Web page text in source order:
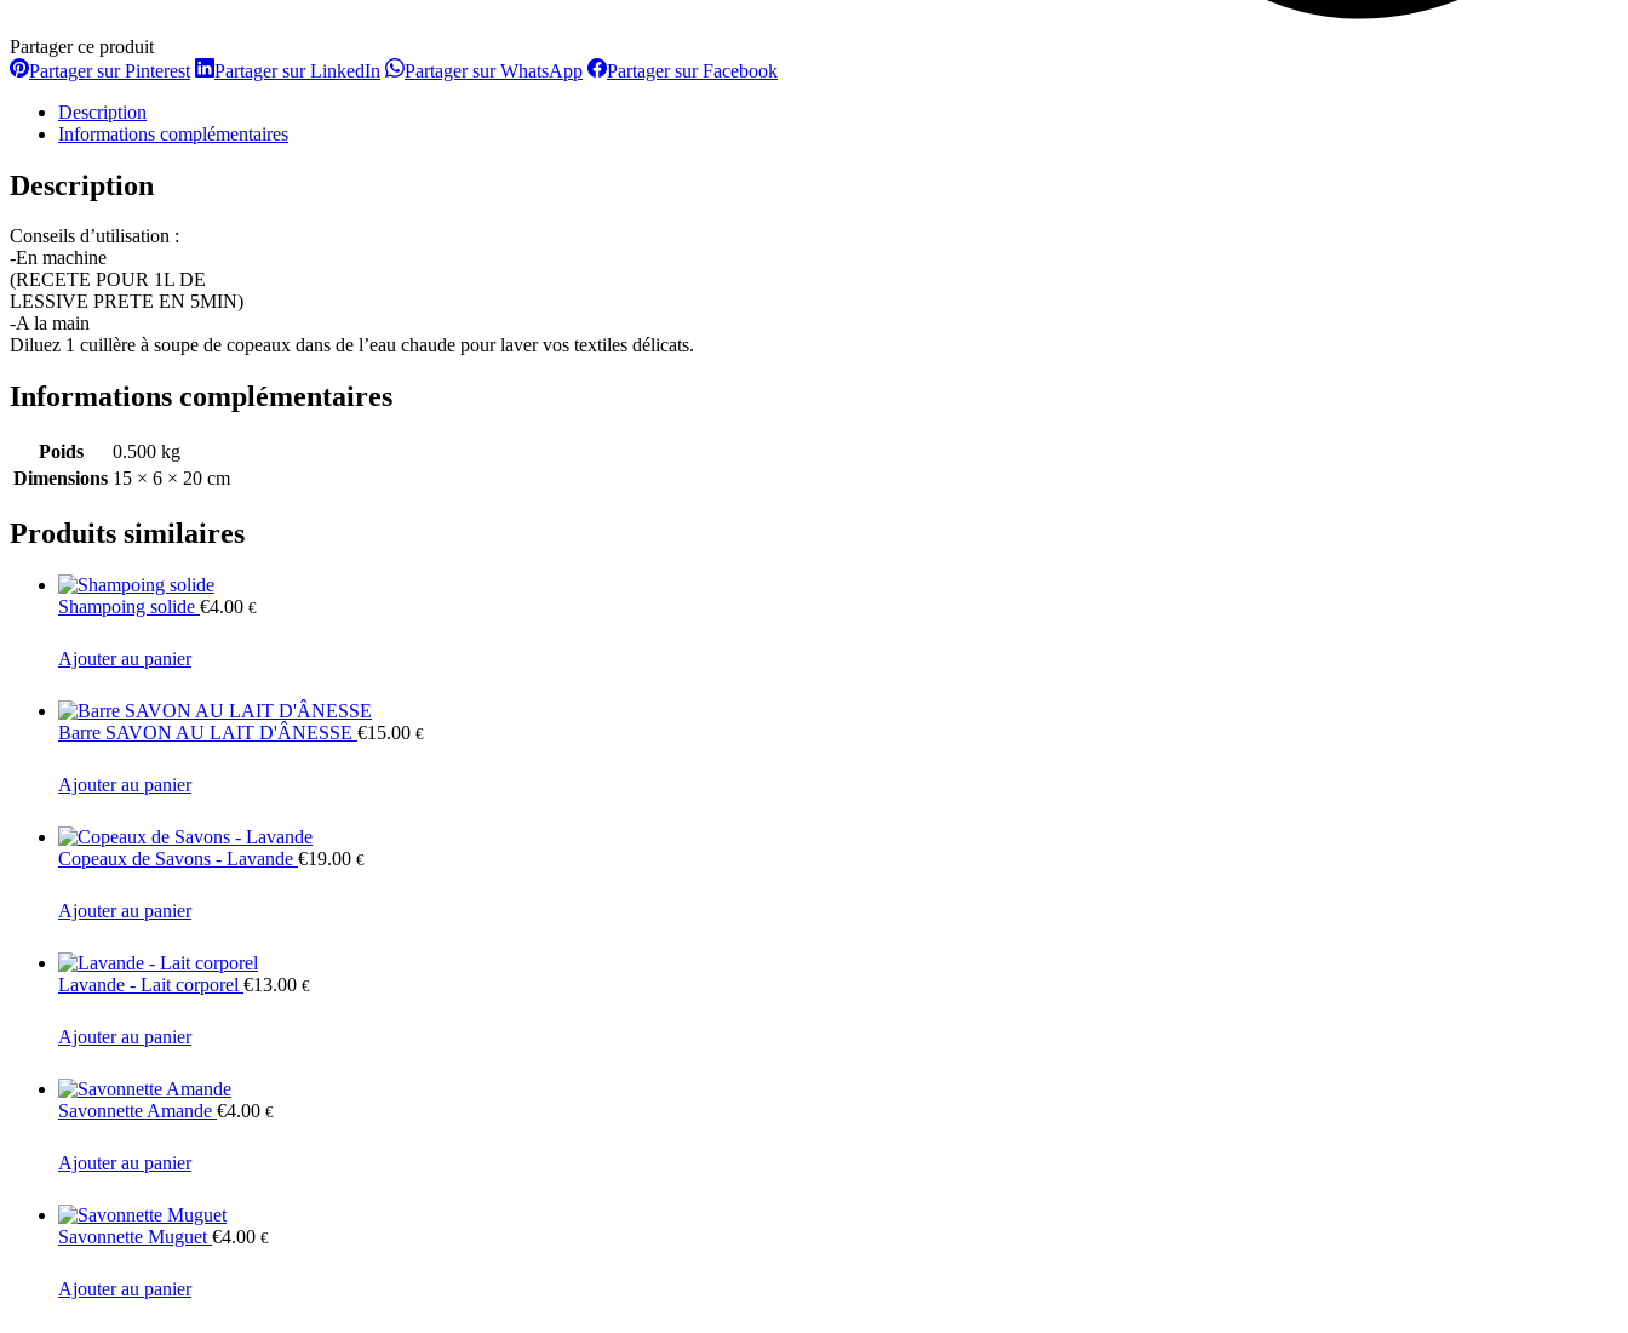
Partager ce produit
Partager sur PinterestPartager
Partager sur LinkedIn Partager
Partager sur WhatsAppPartager
Partager sur FacebookPartager
Description
Informations complémentaires
Description
Conseils d’utilisation :
-En machine
(RECETE POUR 1L DE
LESSIVE PRETE EN 5MIN)
-A la main
Diluez 1 cuillère à soupe de copeaux dans de l’eau chaude pour laver vos textiles délicats.
Informations complémentaires
Poids
0.500 kg
Dimensions 15 × 6 × 20 cm
Produits similaires
Shampoing solide €4.00 €
Ajouter au panier
Barre SAVON AU LAIT D'ÂNESSE €15.00 €
Ajouter au panier
Copeaux de Savons - Lavande €19.00 €
Ajouter au panier
Lavande - Lait corporel €13.00 €
Ajouter au panier
Savonnette Amande €4.00 €
Ajouter au panier
Savonnette Muguet €4.00 €
Ajouter au panier